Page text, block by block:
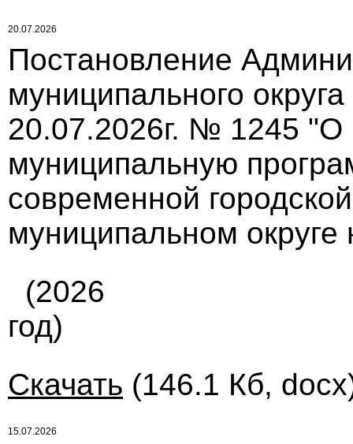
20.07.2026
Постановление
муниципального
20.07.2026г. № 1245 "О
муниципальную
современной
муниципальном
(2026
год)
Скачать (146.1 Кб,
15.07.2026